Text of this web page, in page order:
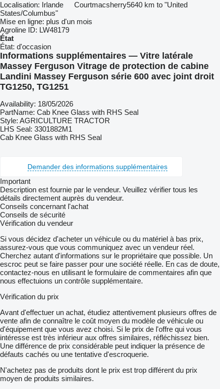
Localisation: Irlande Courtmacsherry5640 km to "United
States/Columbus"
Mise en ligne: plus d'un mois
Agroline ID: LW48179
État
État: d'occasion
Informations supplémentaires — Vitre latérale
Massey Ferguson Vitrage de protection de cabine
Landini Massey Ferguson série 600 avec joint droit
TG1250, TG1251
Availability: 18/05/2026
PartName: Cab Knee Glass with RHS Seal
Style: AGRICULTURE TRACTOR
LHS Seal: 3301882M1
Cab Knee Glass with RHS Seal
Demander des informations supplémentaires
Important
Description est fournie par le vendeur. Veuillez vérifier tous les
détails directement auprès du vendeur.
Conseils concernant l'achat
Conseils de sécurité
Vérification du vendeur
Si vous décidez d'acheter un véhicule ou du matériel à bas prix,
assurez-vous que vous communiquez avec un vendeur réel.
Cherchez autant d'informations sur le propriétaire que possible. Un
escroc peut se faire passer pour une société réelle. En cas de doute,
contactez-nous en utilisant le formulaire de commentaires afin que
nous effectuions un contrôle supplémentaire.
Vérification du prix
Avant d'effectuer un achat, étudiez attentivement plusieurs offres de
vente afin de connaître le coût moyen du modèle de véhicule ou
d'équipement que vous avez choisi. Si le prix de l'offre qui vous
intéresse est très inférieur aux offres similaires, réfléchissez bien.
Une différence de prix considérable peut indiquer la présence de
défauts cachés ou une tentative d'escroquerie.
N'achetez pas de produits dont le prix est trop différent du prix
moyen de produits similaires.